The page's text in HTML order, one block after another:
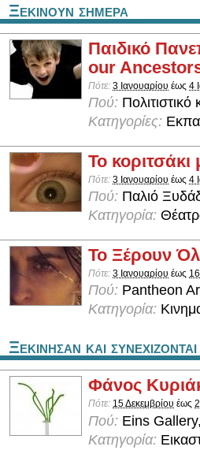
Ξεκινουν σημερα
Παιδικό
our
Πότε: 3 Ιανουαρίου έως 4
Πού:
Κατηγορίες:
Το κοριτσάκι
Πότε: 3 Ιανουαρίου έως 4
Πού: Παλιό
Κατηγορία:
Το Ξέρουν
Πότε: 3 Ιανουαρίου έως
Πού: Pantheon
Κατηγορία:
Ξεκινησαν και συνεχιζονται
Φάνος
Πότε: 15 Δεκεμβρίου έως
Πού: Eins
Κατηγορία: